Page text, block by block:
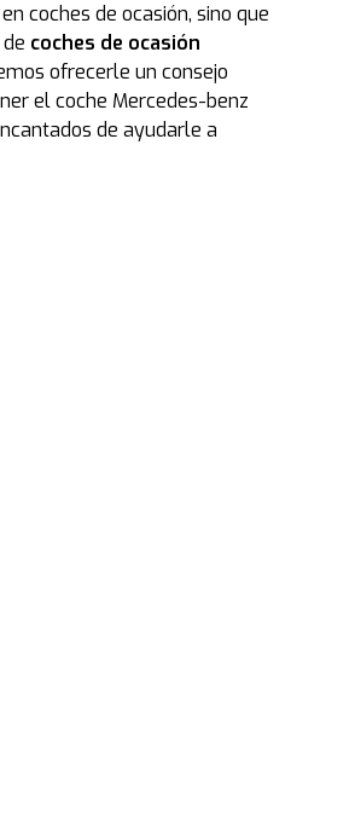
coches de ocasión, sino que
coches de ocasión
ofrecerle un consejo
el coche Mercedes-benz
de ayudarle a